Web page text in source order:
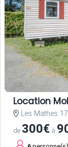
Location
Les Mathes
de 300€ à